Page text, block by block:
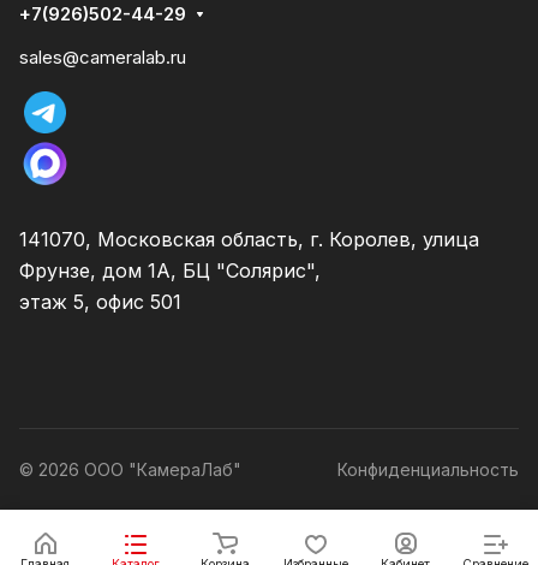
+7(926)502-44-29
sales@cameralab.ru
141070, Московская область, г. Королев, улица
Фрунзе, дом 1А, БЦ "Солярис",
этаж 5, офис 501
© 2026 ООО "КамераЛаб" Конфиденциальность